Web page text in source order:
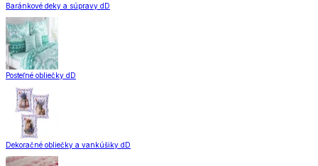
Baránkové deky a súpravy dD
Posteľné obliečky dD
Dekoračné obliečky a vankúšiky dD